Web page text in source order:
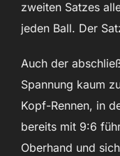
zweiten Satzes
jeden Ball. Der
Auch der
Spannung kaum
Kopf-Rennen, in
bereits mit 9:6
Oberhand und